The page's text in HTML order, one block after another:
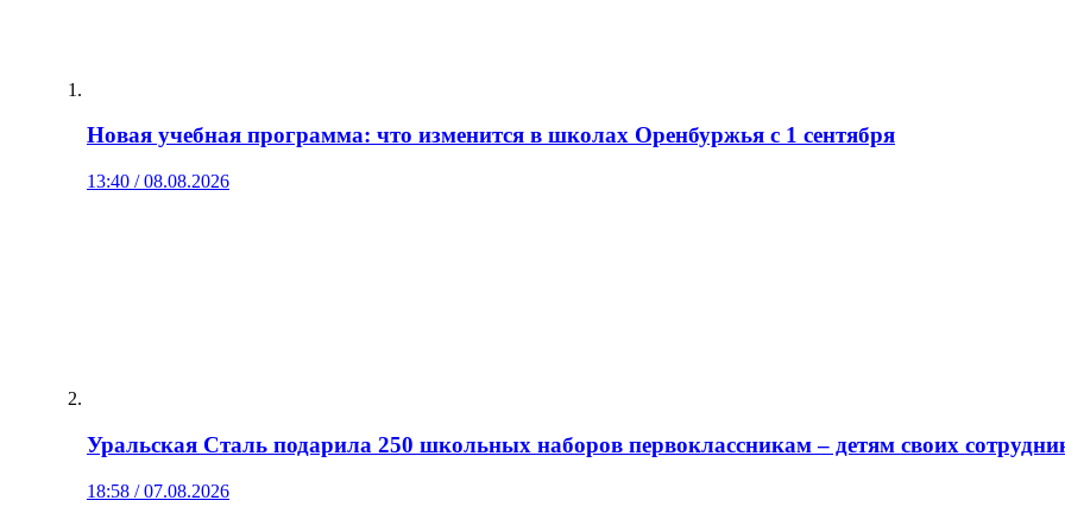
Новая учебная программа: что изменится в школах Оренбуржья с 1 сентября
13:40 / 08.08.2026
Уральская Сталь подарила 250 школьных наборов первоклассникам – детям своих
18:58 / 07.08.2026